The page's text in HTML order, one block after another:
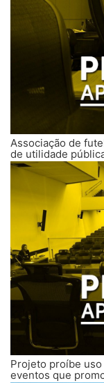
Associação de
de utilidade
Projeto proíbe
eventos que